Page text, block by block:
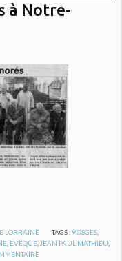
à Notre-
LORRAINE TAGS :VOSGES,
, ÉVÊQUE,JEAN PAUL MATHIEU,